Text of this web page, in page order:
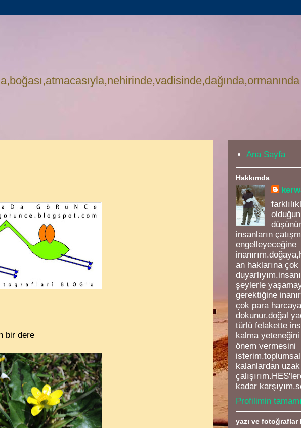
bir dere
Ana Sayfa
Hakkımda
insanların
engelleyeceğine
an haklarına çok
şeylerle
gerektiğine
çok para
dokunur.doğal
türlü felakette
kalma
önem vermesini
kalanlardan
kadar
Profilimin
yazı ve fotoğraflar